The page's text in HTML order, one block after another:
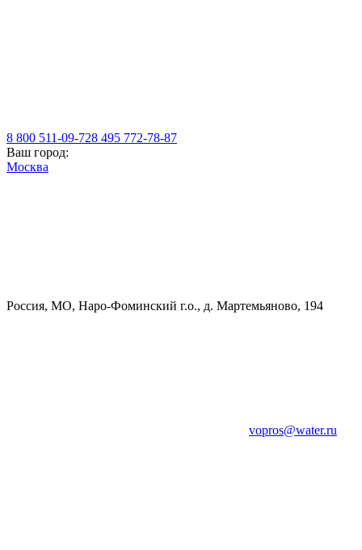
8 800 511-09-728 495 772-78-87
Ваш город:
Москва
Россия, МO, Наро-Фоминский г.о., д. Мартемьяново, 194
vopros@water.ru